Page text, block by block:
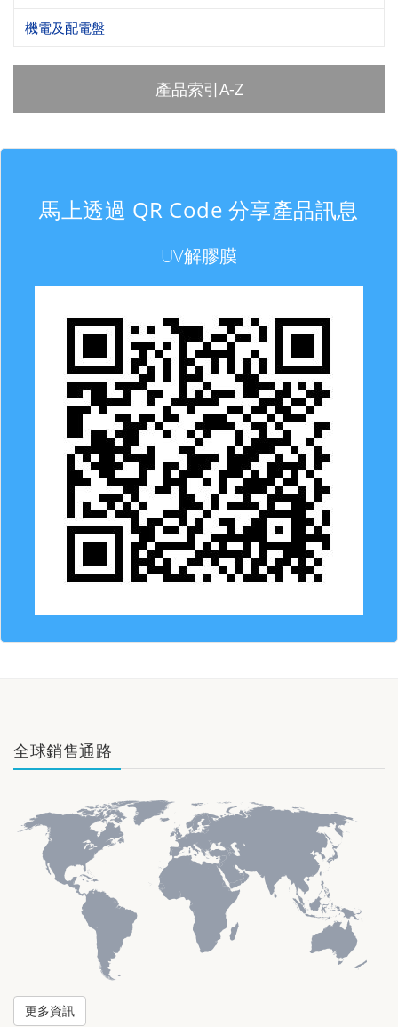
機電及配電盤
產品索引A-Z
馬上透過 QR Code 分享產品訊息
UV解膠膜
全球銷售通路
更多資訊